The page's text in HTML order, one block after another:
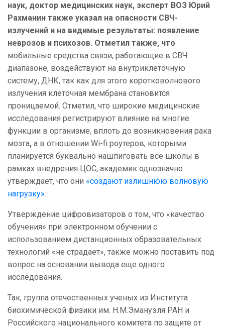
наук, доктор медицинских наук, эксперт ВОЗ Юрий
Рахманин также указал на опасности СВЧ-
излучений и на видимые результаты: появление
неврозов и психозов. Отметил также, что
мобильные средства связи, работающие в СВЧ
диапазоне, воздействуют на внутриклеточную
систему, ДНК, так как для этого коротковолнового
излучения клеточная мембрана становится
проницаемой. Отметил, что широкие медицинские
исследования регистрируют влияние на многие
функции в организме, вплоть до возникновения рака
мозга, а в отношении Wi-fi роутеров, которыми
планируется буквально нашпиговать все школы в
рамках внедрения ЦОС, академик однозначно
утверждает, что они «создают излишнюю волновую
нагрузку».
Утверждение цифровизаторов о том, что «качество
обучения» при электронном обучении с
использованием дистанционных образовательных
технологий «не страдает», также можно поставить под
вопрос на основании вывода еще одного
исследования.
Так, группа отечественных ученых из Института
биохимической физики им. Н.М.Эмануэля РАН и
Российского национального комитета по защите от